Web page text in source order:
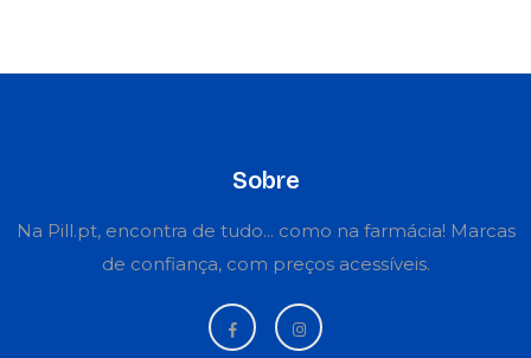
Sobre
Na Pill.pt, encontra de tudo... como na farmácia! Marcas
de confiança, com preços acessíveis.